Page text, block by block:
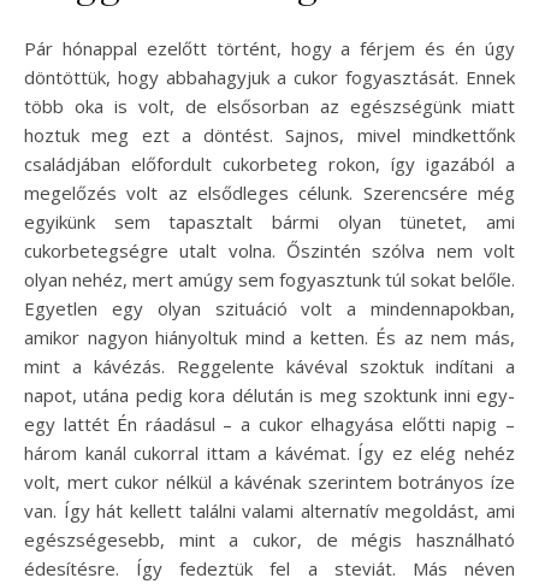
Pár hónappal ezelőtt történt, hogy a férjem és én úgy
döntöttük, hogy abbahagyjuk a cukor fogyasztását. Ennek
több oka is volt, de elsősorban az egészségünk miatt
hoztuk meg ezt a döntést. Sajnos, mivel mindkettőnk
családjában előfordult cukorbeteg rokon, így igazából a
megelőzés volt az elsődleges célunk. Szerencsére még
egyikünk sem tapasztalt bármi olyan tünetet, ami
cukorbetegségre utalt volna. Őszintén szólva nem volt
olyan nehéz, mert amúgy sem fogyasztunk túl sokat belőle.
Egyetlen egy olyan szituáció volt a mindennapokban,
amikor nagyon hiányoltuk mind a ketten. És az nem más,
mint a kávézás. Reggelente kávéval szoktuk indítani a
napot, utána pedig kora délután is meg szoktunk inni egy-
egy lattét Én ráadásul – a cukor elhagyása előtti napig –
három kanál cukorral ittam a kávémat. Így ez elég nehéz
volt, mert cukor nélkül a kávénak szerintem botrányos íze
van. Így hát kellett találni valami alternatív megoldást, ami
egészségesebb, mint a cukor, de mégis használható
édesítésre. Így fedeztük fel a steviát. Más néven